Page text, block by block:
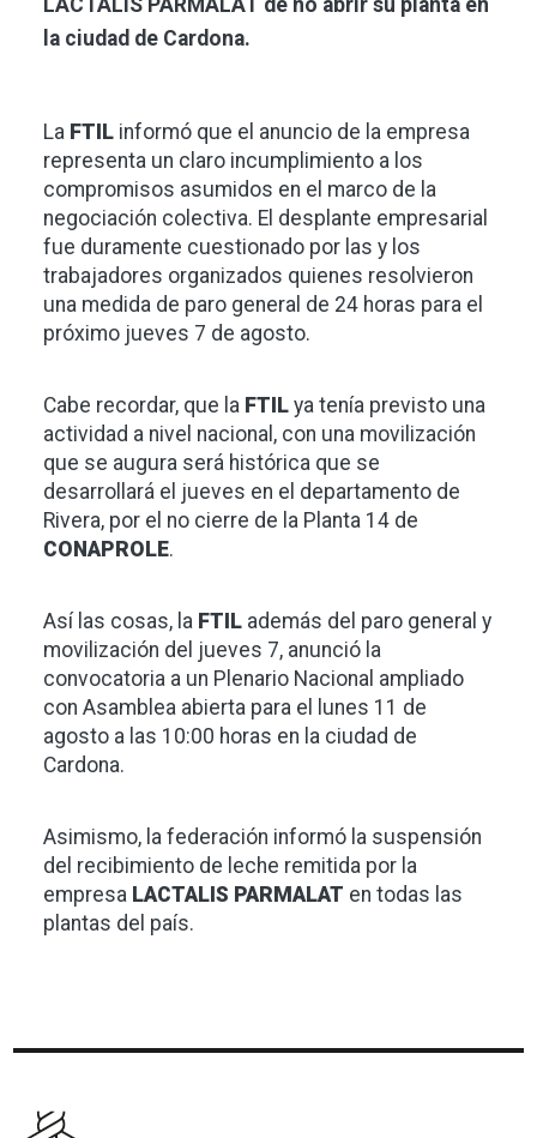
LACTALIS PARMALAT de no abrir su planta en
la ciudad de Cardona.
La FTIL informó que el anuncio de la empresa
representa un claro incumplimiento a los
compromisos asumidos en el marco de la
negociación colectiva. El desplante empresarial
fue duramente cuestionado por las y los
trabajadores organizados quienes resolvieron
una medida de paro general de 24 horas para el
próximo jueves 7 de agosto.
Cabe recordar, que la FTIL ya tenía previsto una
actividad a nivel nacional, con una movilización
que se augura será histórica que se
desarrollará el jueves en el departamento de
Rivera, por el no cierre de la Planta 14 de
CONAPROLE.
Así las cosas, la FTIL además del paro general y
movilización del jueves 7, anunció la
convocatoria a un Plenario Nacional ampliado
con Asamblea abierta para el lunes 11 de
agosto a las 10:00 horas en la ciudad de
Cardona.
Asimismo, la federación informó la suspensión
del recibimiento de leche remitida por la
empresa LACTALIS PARMALAT en todas las
plantas del país.